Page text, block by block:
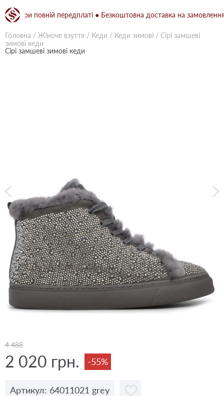
при повній передплаті ● Безкоштовна доставка на замовлення
Головна / Жіноче взуття / Кеди / Кеди зимові / Сірі замшеві
зимові кеди
Сірі замшеві зимові кеди
4 488
2 020 грн. -55%
Артикул: 64011021 grey